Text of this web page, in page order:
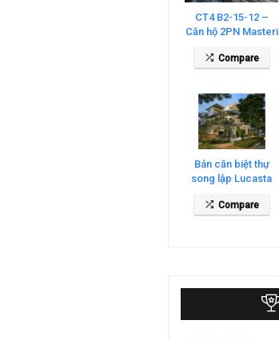
CT4 B2-15-12 –
Căn hộ 2PN Masteri
Compare
Bán căn biệt thự
song lập Lucasta
Villa – DT 175m2
giá 26 tỷ
Compare